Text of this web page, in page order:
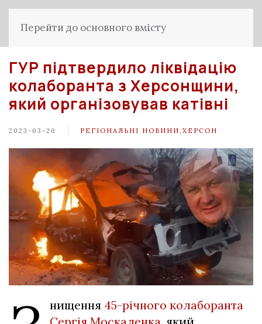
Перейти до основного вмісту
ГУР підтвердило ліквідацію
колаборанта з Херсонщини,
який організовував катівні
2023-03-20 РЕГІОНАЛЬНІ НОВИНИ ХЕРСОН
нищення 45-річного колаборанта